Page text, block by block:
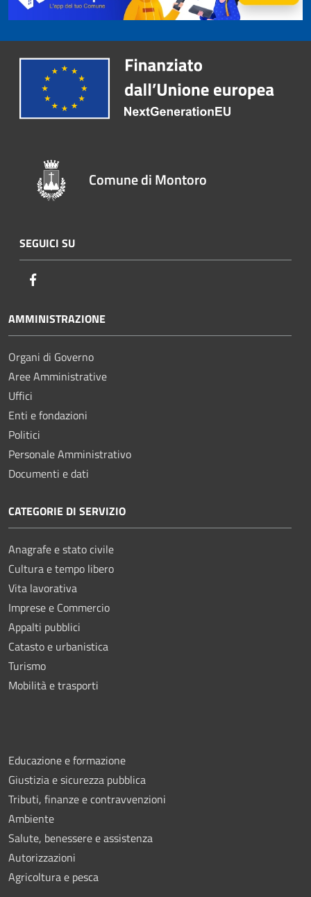
Comune di Montoro
SEGUICI SU
AMMINISTRAZIONE
Organi di Governo
Aree Amministrative
Uffici
Enti e fondazioni
Politici
Personale Amministrativo
Documenti e dati
CATEGORIE DI SERVIZIO
Anagrafe e stato civile
Cultura e tempo libero
Vita lavorativa
Imprese e Commercio
Appalti pubblici
Catasto e urbanistica
Turismo
Mobilità e trasporti
Educazione e formazione
Giustizia e sicurezza pubblica
Tributi, finanze e contravvenzioni
Ambiente
Salute, benessere e assistenza
Autorizzazioni
Agricoltura e pesca